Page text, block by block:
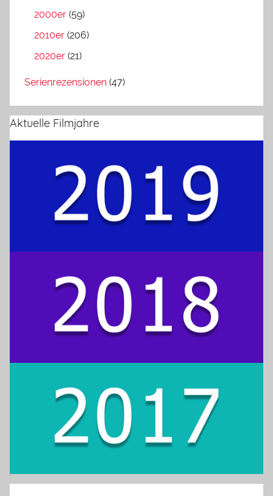
2000er (59)
2010er (206)
2020er (21)
Serienrezensionen (47)
Aktuelle Filmjahre